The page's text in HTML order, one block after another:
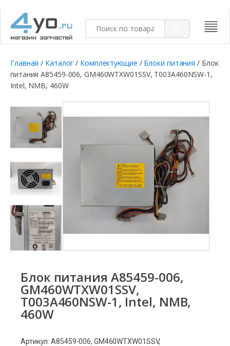
Главная / Каталог / Комплектующие / Блоки питания / Блок
питания A85459-006, GM460WTXW01SSV, T003A460NSW-1,
Intel, NMB, 460W
Блок питания A85459-006,
GM460WTXW01SSV,
T003A460NSW-1, Intel, NMB,
460W
Артикул: A85459-006, GM460WTXW01SSV,